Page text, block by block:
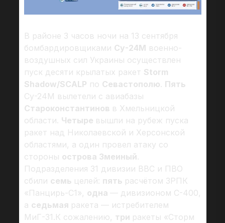
В районе 3 часов ночи на 13 сентября
бомбардировщиками Су-24М военно-
воздушных сил Украины осуществлен
пуск десяти крылатых ракет Storm
Shadow/SCALP по Севастополю. Пять
Су-24М вылетели с авиабазы
Староконстантинов в Хмельницкой
области. Четыре вышли на рубеж пуска
ракет над Николаевской и Херсонской
областями, а один провел атаку со
стороны острова Змеиный.
Подразделения 31 дивизии ВВС и ПВО
сбили семь целей: пять расчётом ЗРПК
«Панцирь-С1», одна — дивизионом С-400,
а седьмая ракета — истребителем
МиГ-31.К сожалению, три ракеты «Сторм